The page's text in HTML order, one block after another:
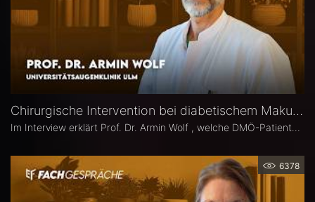
Chirurgische Intervention bei diabetischem Makulaödem – Prof. Dr. Armin Wolf
6378